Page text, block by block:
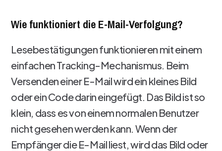
Wie funktioniert die E-Mail-Verfolgung?
Lesebestätigungen funktionieren mit einem
einfachen Tracking-Mechanismus. Beim
Versenden einer E-Mail wird ein kleines Bild
oder ein Code darin eingefügt. Das Bild ist so
klein, dass es von einem normalen Benutzer
nicht gesehen werden kann. Wenn der
Empfänger die E-Mail liest, wird das Bild oder